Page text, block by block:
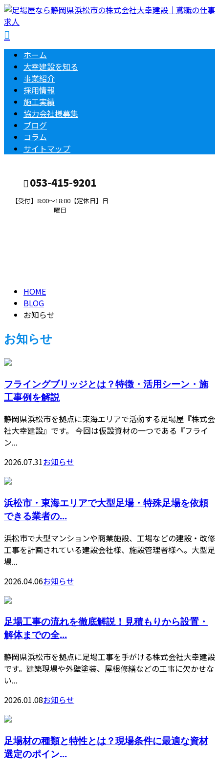
ホーム
大幸建設を知る
事業紹介
採用情報
施工実績
協力会社様募集
ブログ
コラム
サイトマップ
053-415-9201
【受付】8:00～18:00【定休日】日
曜日
HOME
BLOG
お知らせ
お知らせ
フライングブリッジとは？特徴・活用シーン・施
工事例を解説
静岡県浜松市を拠点に東海エリアで活動する足場屋『株式会
社大幸建設』です。 今回は仮設資材の一つである『フライ
ン...
2026.07.31お知らせ
浜松市・東海エリアで大型足場・特殊足場を依頼
できる業者の...
浜松市で大型マンションや商業施設、工場などの建設・改修
工事を計画されている建設会社様、施設管理者様へ。大型足
場...
2026.04.06お知らせ
足場工事の流れを徹底解説！見積もりから設置・
解体までの全...
静岡県浜松市を拠点に足場工事を手がける株式会社大幸建設
です。建築現場や外壁塗装、屋根修繕などの工事に欠かせな
い...
2026.01.08お知らせ
足場材の種類と特性とは？現場条件に最適な資材
選定のポイン...